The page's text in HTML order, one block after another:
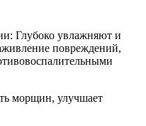
Глубоко увлажняют и
повреждений,
морщин, улучшает